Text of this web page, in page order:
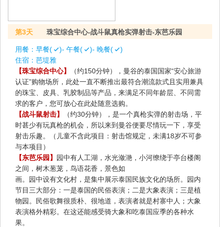
第3天 珠宝综合中心-战斗鼠真枪实弹射击-东芭乐园
用餐： 早餐( )- 午餐( )- 晚餐(
)
住宿： 芭堤雅
【珠宝综合中心】
（约150分钟），曼谷的泰国国家“安心旅游
认证”购物场所，此处一直不断推出最符合潮流款式且实用兼具
的珠宝、皮具、乳胶制品等产品，来满足不同年龄层、不同需
求的客户，您可放心在此处随意选购。
【战斗鼠射击】
（约30分钟），是一个真枪实弹的射击场，平
时甚少有玩真枪的机会，所以来到曼谷便要尽情玩一下，享受
射击乐趣。（儿童不含此项目：射击馆规定，未满18岁不可参
与本项目）
【东芭乐园】 园中有人工湖，水光潋滟，小河缭绕于亭台楼阁
之间，树木葱茏，鸟语花香，景色如
画。园中设有文化村，是集中展示泰国民族文化的场所。园内
节目三大部分：一是泰国的民俗表演；二是大象表演；三是植
物园。民俗歌舞很质朴、很地道，表演者就是村寨中人；大象
表演格外精彩。在这还能感受骑大象和吃泰国应季的各种水
果。